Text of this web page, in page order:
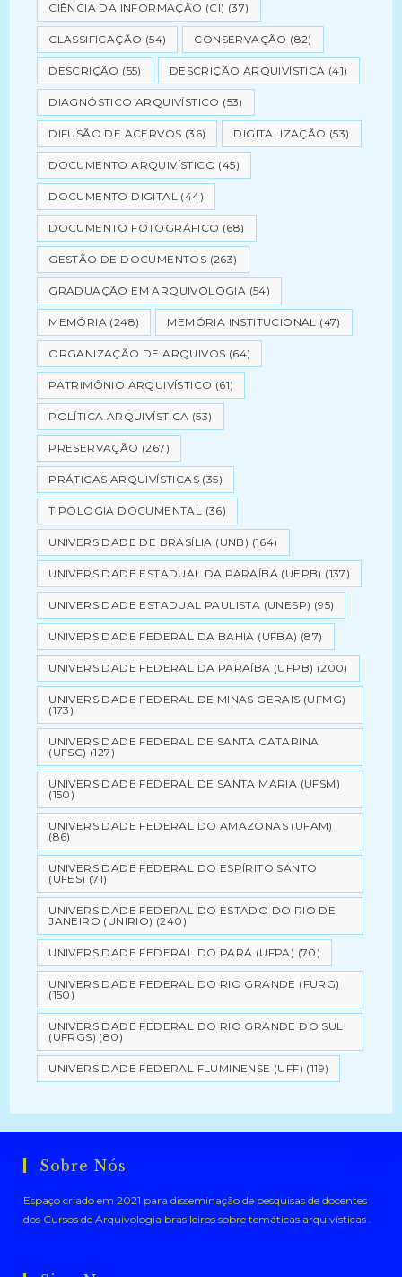
CIÊNCIA DA INFORMAÇÃO (CI) (37)
CLASSIFICAÇÃO (54) CONSERVAÇÃO (82)
DESCRIÇÃO (55) DESCRIÇÃO ARQUIVÍSTICA (41)
DIAGNÓSTICO ARQUIVÍSTICO (53)
DIFUSÃO DE ACERVOS (36) DIGITALIZAÇÃO (53)
DOCUMENTO ARQUIVÍSTICO (45)
DOCUMENTO DIGITAL (44)
DOCUMENTO FOTOGRÁFICO (68)
GESTÃO DE DOCUMENTOS (263)
GRADUAÇÃO EM ARQUIVOLOGIA (54)
MEMÓRIA (248) MEMÓRIA INSTITUCIONAL (47)
ORGANIZAÇÃO DE ARQUIVOS (64)
PATRIMÔNIO ARQUIVÍSTICO (61)
POLÍTICA ARQUIVÍSTICA (53)
PRESERVAÇÃO (267)
PRÁTICAS ARQUIVÍSTICAS (35)
TIPOLOGIA DOCUMENTAL (36)
UNIVERSIDADE DE BRASÍLIA (UNB) (164)
UNIVERSIDADE ESTADUAL DA PARAÍBA (UEPB) (137)
UNIVERSIDADE ESTADUAL PAULISTA (UNESP) (95)
UNIVERSIDADE FEDERAL DA BAHIA (UFBA) (87)
UNIVERSIDADE FEDERAL DA PARAÍBA (UFPB) (200)
UNIVERSIDADE FEDERAL DE MINAS GERAIS (UFMG)
(173)
UNIVERSIDADE FEDERAL DE SANTA CATARINA
(UFSC) (127)
UNIVERSIDADE FEDERAL DE SANTA MARIA (UFSM)
(150)
UNIVERSIDADE FEDERAL DO AMAZONAS (UFAM)
(86)
UNIVERSIDADE FEDERAL DO ESPÍRITO SANTO
(UFES) (71)
UNIVERSIDADE FEDERAL DO ESTADO DO RIO DE
JANEIRO (UNIRIO) (240)
UNIVERSIDADE FEDERAL DO PARÁ (UFPA) (70)
UNIVERSIDADE FEDERAL DO RIO GRANDE (FURG)
(150)
UNIVERSIDADE FEDERAL DO RIO GRANDE DO SUL
(UFRGS) (80)
UNIVERSIDADE FEDERAL FLUMINENSE (UFF) (119)
Sobre Nós
Espaço criado em 2021 para disseminação de pesquisas de docentes
dos Cursos de Arquivologia brasileiros sobre temáticas arquivísticas .